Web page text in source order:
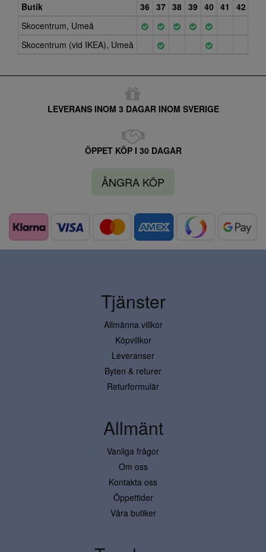
Butik
36 37 38 39 40 41
42
Skocentrum, Umeå
Skocentrum (vid IKEA), Umeå
LEVERANS INOM 3 DAGAR INOM SVERIGE
ÖPPET KÖP I 30 DAGAR
ÅNGRA KÖP
Tjänster
Allmänna villkor
Köpvillkor
Leveranser
Byten & returer
Returformulär
Allmänt
Vanliga frågor
Om oss
Kontakta oss
Öppettider
Våra butiker